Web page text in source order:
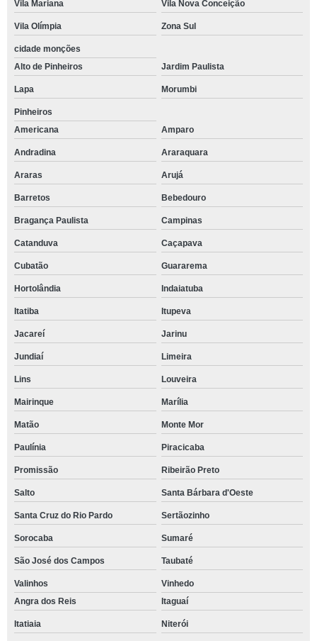
Vila Mariana Vila Nova Conceição
Vila Olímpia Zona Sul
cidade monções
Alto de Pinheiros
Jardim Paulista
Lapa Morumbi
Pinheiros
Americana
Amparo
Andradina Araraquara
Araras Arujá
Barretos Bebedouro
Bragança Paulista Campinas
Catanduva Caçapava
Cubatão Guararema
Hortolândia Indaiatuba
Itatiba Itupeva
Jacareí Jarinu
Jundiaí Limeira
Lins Louveira
Mairinque Marília
Matão Monte Mor
Paulínia Piracicaba
Promissão Ribeirão Preto
Salto Santa Bárbara d'Oeste
Santa Cruz do Rio Pardo Sertãozinho
Sorocaba Sumaré
São José dos Campos Taubaté
Valinhos
Vinhedo
Angra dos Reis
Itaguaí
Itatiaia Niterói